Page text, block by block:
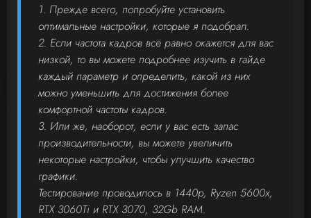
1. Прежде всего, попробуйте установить
оптимальные настройки, которые я подобрал.
2. Если частота кадров всё равно окажется для вас
низкой, то вы можете подробнее изучить в гайде
каждый параметр и определить, какой из них
можно уменьшить для достижения более
комфортной частоты кадров.
3. Или же, наоборот, если у вас есть запас
производительности, вы можете увеличить
некоторые настройки, чтобы улучшить качество
графики.
Тестирование проводилось в 1440p, Ryzen 5600x,
RTX 3060Ti и RTX 3070, 32Gb RAM.